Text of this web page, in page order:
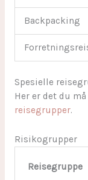
Backpacking
Spesielle
Her er det du
reisegrupper.
Risikogrupper
Reisegruppe